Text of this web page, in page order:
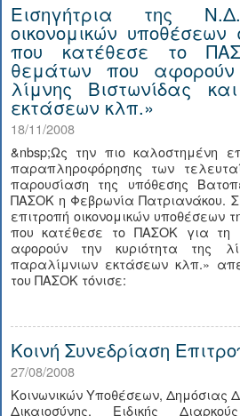
Εισηγήτρια της
οικονομικών
που κατέθεσε το
θεμάτων που αφορούν
λίμνης Βιστωνίδας
εκτάσεων κλπ.»
18/11/2008
&nbsp;Ως την πιο καλοστημένη
παραπληροφόρησης των
παρουσίαση της υπόθεσης
ΠΑΣΟΚ η Φεβρωνία Πατριανάκου.
επιτροπή οικονομικών υποθέσεων
που κατέθεσε το ΠΑΣΟΚ για τη
αφορούν την κυριότητα της
παραλίμνιων εκτάσεων κλπ.»
του ΠΑΣΟΚ τόνισε:
Κοινή Συνεδρίαση
27/08/2008
Κοινωνικών Υποθέσεων, Δημόσιας
Δικαιοσύνης, Ειδικής